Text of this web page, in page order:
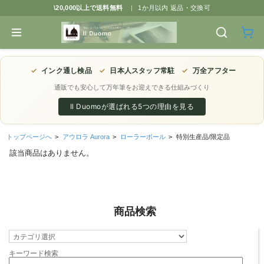
\20,000以上で送料無料 | 1か月以内 返品・交換可
✓ インク通し検品 ✓ 日本人スタッフ常駐 ✓ 万全アフター
通販でも安心して万年筆をお迎えできる仕組みづくり
Il Duomoが選ばれる5つの理由を見る
トップページへ > アウロラ Aurora > ローラーボール > 特別生産品/限定品
該当商品はありません。
商品検索
キーワード検索